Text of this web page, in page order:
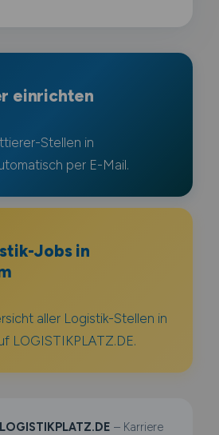
einrichten
Stellen in
per E-Mail.
Jobs in
aller Logistik-Stellen in
LOGISTIKPLATZ.DE.
– Karriere